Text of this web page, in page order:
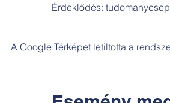
Érdeklődés:
A Google Térképet letiltotta a